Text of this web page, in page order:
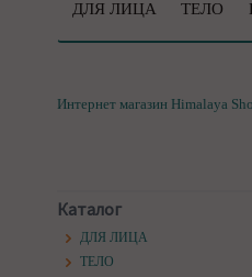
ДЛЯ ЛИЦА ТЕЛО
Интернет магазин Himalaya
Каталог
ДЛЯ ЛИЦА
ТЕЛО